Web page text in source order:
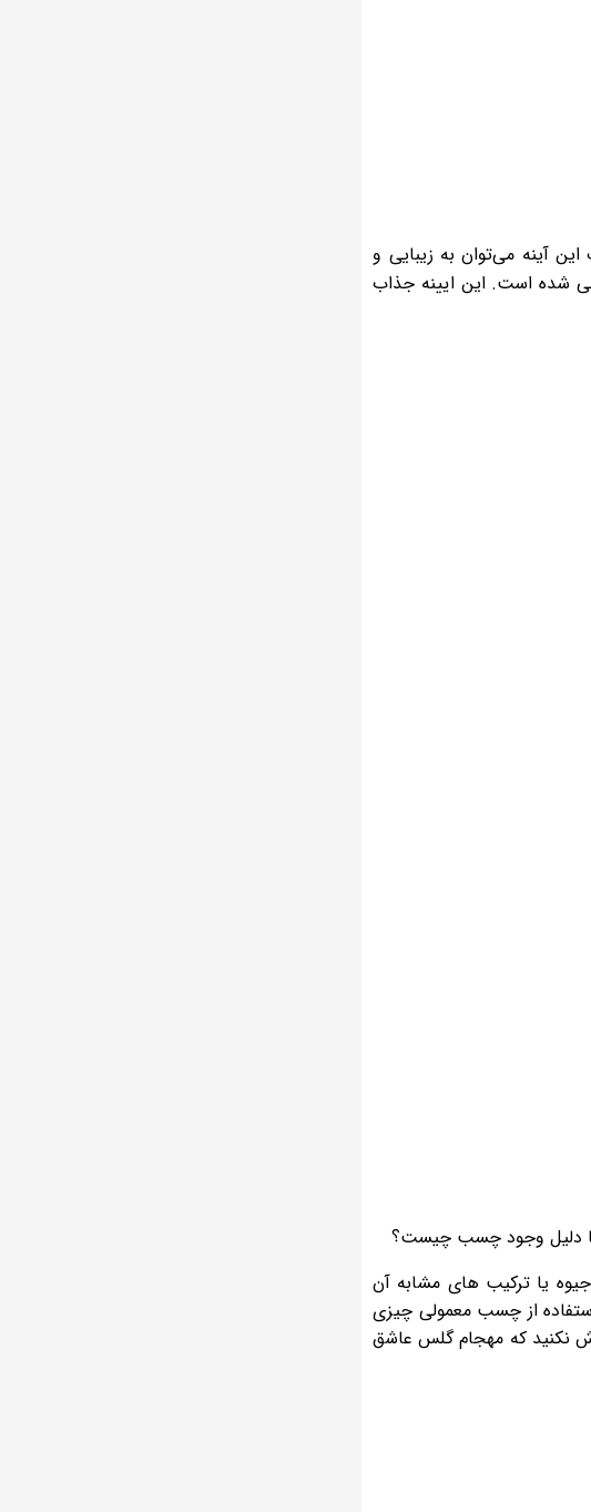
آینه می‌توان به زیبایی و
شده و صیقلی شده است. این ایینه جذاب
دلیل وجود چسب چیست؟
یا ترکیب های مشابه آن
از چسب معمولی چیزی
نکنید که مهجام گلس عاشق